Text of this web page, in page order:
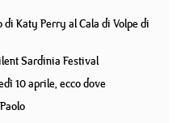
Katy Perry al Cala di Volpe di
Sardinia Festival
10 aprile, ecco dove